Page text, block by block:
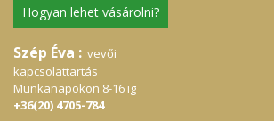
Hogyan lehet vásárolni?
Szép Éva : vevői
kapcsolattartás
Munkanapokon 8-16 ig
+36(20) 4705-784